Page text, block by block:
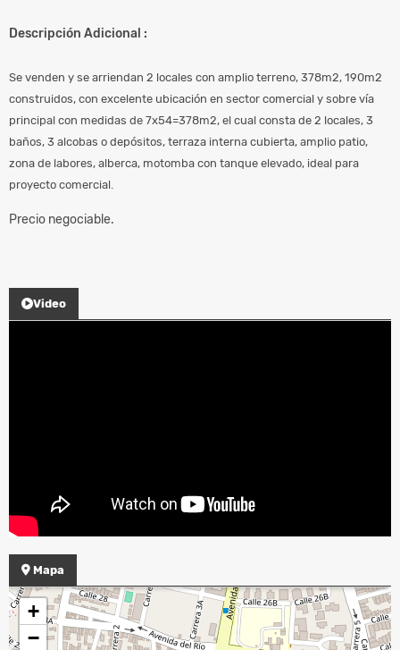
Descripción Adicional :
Se venden y se arriendan 2 locales con amplio terreno, 378m2, 190m2
construidos, con excelente ubicación en sector comercial y sobre vía
principal con medidas de 7x54=378m2, el cual consta de 2 locales, 3
baños, 3 alcobas o depósitos, terraza interna cubierta, amplio patio,
zona de labores, alberca, motomba con tanque elevado, ideal para
proyecto comercial.
Precio negociable.
Video
Mapa
+
−